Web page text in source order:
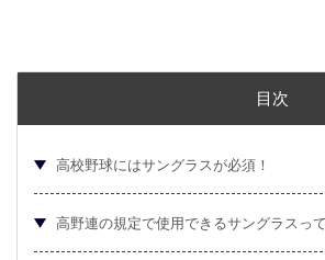
目次
高校野球にはサングラスが必須！
高野連の規定で使用できるサングラスっ